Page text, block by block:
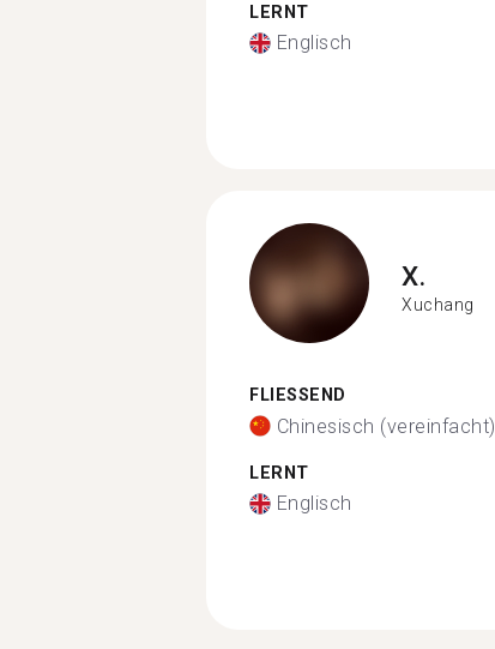
LERNT
Englisch
X.
Xuchang
FLIESSEND
Chinesisch (vereinfacht)
LERNT
Englisch